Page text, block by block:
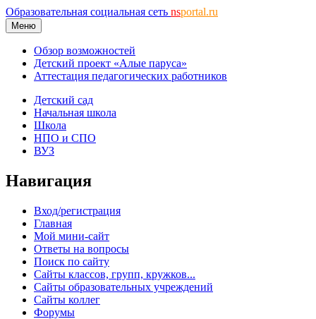
Образовательная социальная сеть nsportal.ru
Меню
Обзор возможностей
Детский проект «Алые паруса»
Аттестация педагогических работников
Детский сад
Начальная школа
Школа
НПО и СПО
ВУЗ
Навигация
Вход/регистрация
Главная
Мой мини-сайт
Ответы на вопросы
Поиск по сайту
Сайты классов, групп, кружков...
Сайты образовательных учреждений
Сайты коллег
Форумы